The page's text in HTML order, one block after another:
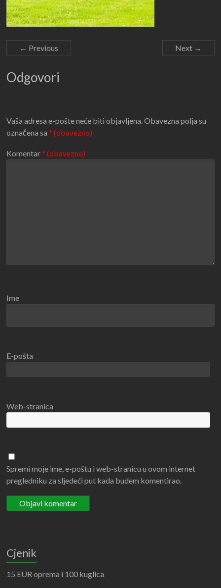
← Previous Next →
Odgovori
Vaša adresa e-pošte neće biti objavljena.Obavezna polja su
označena sa* (obavezno)
Komentar* (obavezno)
Ime
E-pošta
Web-stranica
Spremi moje ime, e-poštu i web-stranicu u ovom internet
pregledniku za sljedeći put kada budem komentirao.
Cjenik
15 EUR oprema i 100 kuglica